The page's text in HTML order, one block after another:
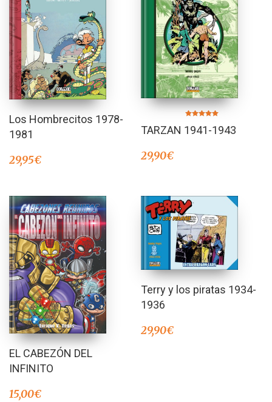
Los Hombrecitos 1978-
1981
29,95€
5.00
de 5
TARZAN 1941-1943
29,90€
EL CABEZÓN DEL
INFINITO
15,00€
Terry y los piratas 1934-
1936
29,90€